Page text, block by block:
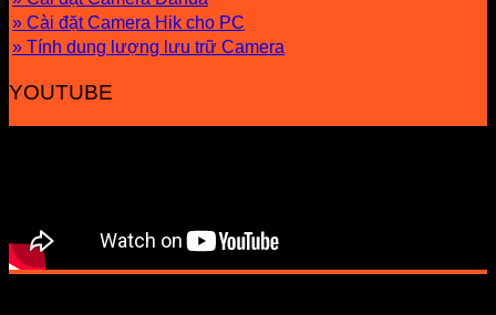
» Cài đặt Camera Hik cho PC
» Tính dung lượng lưu trữ Camera
YOUTUBE